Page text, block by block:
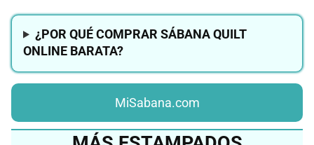
¿POR QUÉ COMPRAR SÁBANA QUILT
ONLINE BARATA?
MiSabana.com